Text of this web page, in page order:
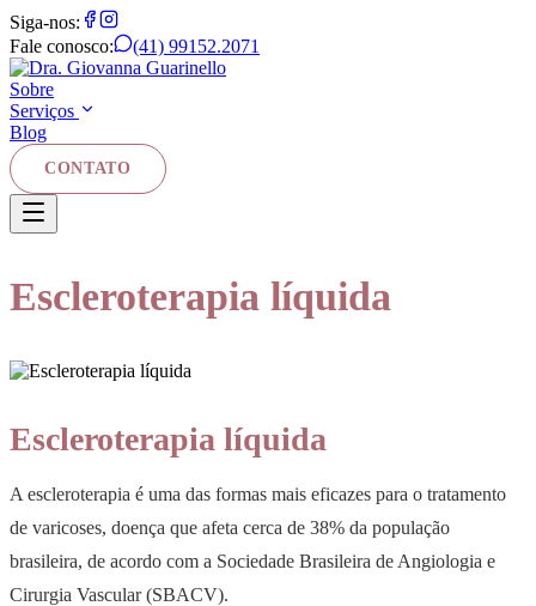
Siga-nos:
Fale conosco:
(41) 99152.2071
Sobre
Serviços
Blog
CONTATO
Escleroterapia líquida
Escleroterapia líquida
A escleroterapia é uma das formas mais eficazes para o tratamento
de varicoses, doença que afeta cerca de 38% da população
brasileira, de acordo com a Sociedade Brasileira de Angiologia e
Cirurgia Vascular (SBACV).